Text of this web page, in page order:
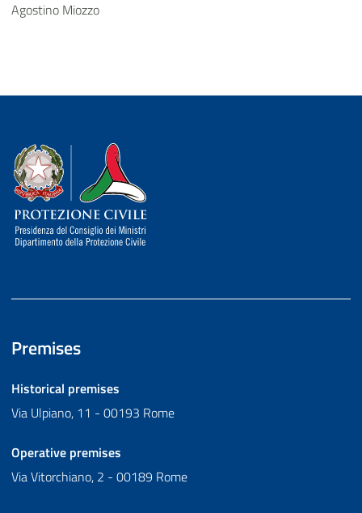
Agostino Miozzo
Dipartimento della Protezione Civile
Premises
Historical premises
Via Ulpiano, 11 - 00193 Rome
Operative premises
Via Vitorchiano, 2 - 00189 Rome